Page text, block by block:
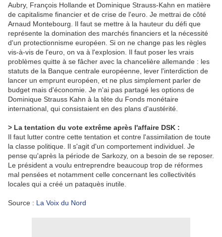
Aubry, François Hollande et Dominique Strauss-Kahn en matière
de capitalisme financier et de crise de l'euro. Je mettrai de côté
Arnaud Montebourg. Il faut se mettre à la hauteur du défi que
représente la domination des marchés financiers et la nécessité
d'un protectionnisme européen. Si on ne change pas les règles
vis-à-vis de l'euro, on va à l'explosion. Il faut poser les vrais
problèmes quitte à se fâcher avec la chancelière allemande : les
statuts de la Banque centrale européenne, lever l'interdiction de
lancer un emprunt européen, et ne plus simplement parler de
budget mais d'économie. Je n'ai pas partagé les options de
Dominique Strauss Kahn à la tête du Fonds monétaire
international, qui consistaient en des plans d'austérité.
> La tentation du vote extrême après l'affaire DSK :
Il faut lutter contre cette tentation et contre l'assimilation de toute
la classe politique. Il s'agit d'un comportement individuel. Je
pense qu'après la période de Sarkozy, on a besoin de se reposer.
Le président a voulu entreprendre beaucoup trop de réformes
mal pensées et notamment celle concernant les collectivités
locales qui a créé un pataquès inutile.
Source : La Voix du Nord